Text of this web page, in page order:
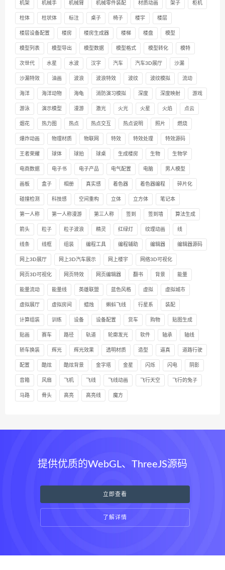
机架 机械手 机械臂 机械零件装配 材质动画 架子 柜机
柱体 柱状体 标注 桌子 椅子 楼宇 楼层
楼层设备配置 楼房 楼房生成器 楼梯 楼盘 模型
模型列表 模型导出 模型数据 模型格式 模型转化 模特
次世代 水星 水波 汉字 汽车 汽车3D展厅 沙漏
沙漏特效 油画 波浪 波浪特效 波纹 波纹模拟 流动
海洋 海洋动物 海龟 消防演习模拟 深度 深度映射 游戏
游泳 演示模型 漫游 激光 火光 火星 火焰 点云
烟花 热力图 热点 热点交互 热点说明 照片 燃烧
爆炸动画 物理材质 物联网 特效 特效处理 特效源码
王者荣耀 球体 球拍 球桌 生成楼房 生物 生物学
电商数据 电子书 电子产品 电气配置 电脑 男人模型
画板 盒子 相册 真实感 着色器 着色器编程 碎片化
碰撞检测 科技感 空间重构 立体 立方体 笔记本
第一人称 第一人称漫游 第三人称 签到 签到墙 算法生成
箭头 粒子 粒子波浪 精灵 红绿灯 纹理动画 线
线条 线框 组装 编程工具 编程辅助 编辑器 编辑器源码
网上3D展厅 网上3D汽车展示 网上楼宇 网络3D可视化
网页3D可视化 网页特效 网页编辑器 翻书 背景 能量
能量流动 能量线 英雄联盟 蓝色风格 虚拟 虚拟城市
虚拟展厅 虚拟房间 蜡烛 蝌蚪飞线 行星系 装配
计算组装 训练 设备 设备配置 货车 购物 贴图生成
贴画 赛车 路径 轨道 轮廓发光 软件 轴承 轴线
轿车换装 辉光 辉光效果 透明材质 造型 逼真 道路行驶
配置 酷炫 酷炫背景 金字塔 金星 闪烁 闪电 阴影
音箱 风扇 飞机 飞线 飞线动画 飞行天空 飞行的兔子
马路 骨头 高亮 高亮线 魔方
提供优质的WebGL、ThreeJS源码
立即查看
了解详情